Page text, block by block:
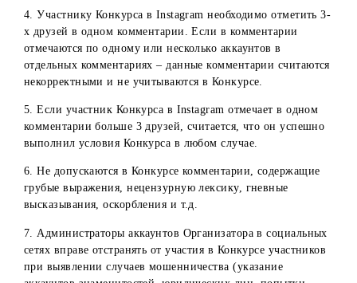
аккаунтов). Участники, чьи аккаунты не соответствуют
данным требованиям, отстраняются от участия в
2.1. Публикации в аккаунте участника Конкурса в
Instagram, содержащие изображения
законных представителей или самого владельца
не допускаются к участию в конкурсе. Это правило
действует и во время проверки аккаунтов победителей в
прямом эфире: если в аккаунте будут обнаружены такие
материалы, участник будет дисквалифицирован.
пользователей с профилями/страницами компаний,
организаций и т.п., в том числе профилей, в названии
которых упоминаются компании, фирмы, сфера